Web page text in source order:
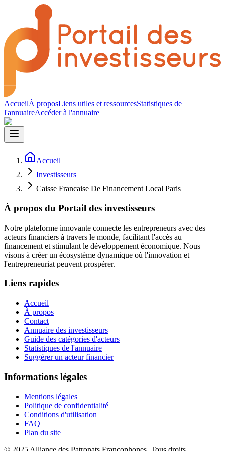
AccueilÀ proposLiens utiles et ressourcesStatistiques de
l'annuaireAccéder à l'annuaire
Accueil
Investisseurs
Caisse Francaise De Financement Local Paris
À propos du Portail des investisseurs
Notre plateforme innovante connecte les entrepreneurs avec des
acteurs financiers à travers le monde, facilitant l'accès au
financement et stimulant le développement économique. Nous
visons à créer un écosystème dynamique où l'innovation et
l'entrepreneuriat peuvent prospérer.
Liens rapides
Accueil
À propos
Contact
Annuaire des investisseurs
Guide des catégories d'acteurs
Statistiques de l'annuaire
Suggérer un acteur financier
Informations légales
Mentions légales
Politique de confidentialité
Conditions d'utilisation
FAQ
Plan du site